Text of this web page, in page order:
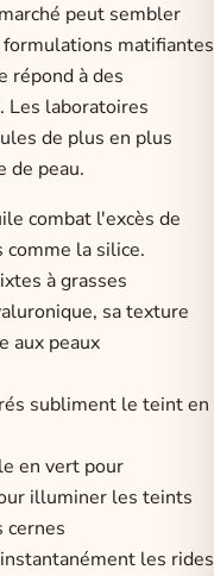
peut sembler
matifiantes
répond à des
Les laboratoires
de plus en plus
de peau.
combat l'excès de
comme la silice.
à grasses
sa texture
aux peaux
subliment le teint en
en vert pour
illuminer les teints
cernes
les rides